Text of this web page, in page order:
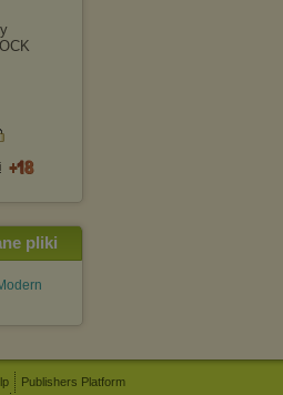
pliki
Publishers Platform